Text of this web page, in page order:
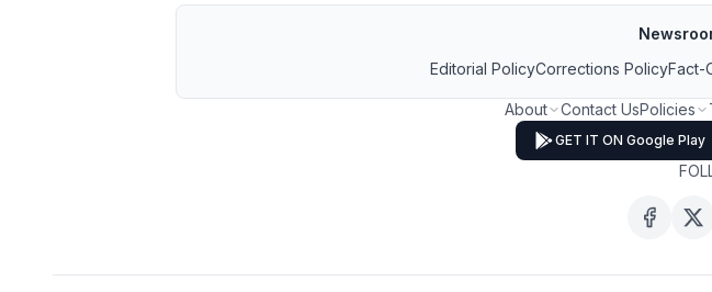
Editorial PolicyCorrections PolicyFact-
About Contact UsPolicies
GET IT ON Google Play